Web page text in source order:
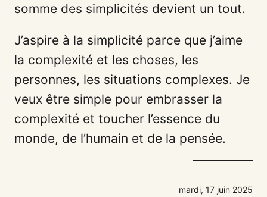
somme des simplicités devient un tout.
J’aspire à la simplicité parce que j’aime
la complexité et les choses, les
personnes, les situations complexes. Je
veux être simple pour embrasser la
complexité et toucher l’essence du
monde, de l’humain et de la pensée.
mardi, 17 juin 2025